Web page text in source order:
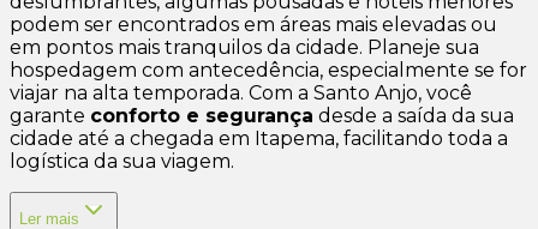
podem ser encontrados em áreas mais elevadas ou
em pontos mais tranquilos da cidade. Planeje sua
hospedagem com antecedência, especialmente se for
viajar na alta temporada. Com a Santo Anjo, você
garante conforto e segurança desde a saída da sua
cidade até a chegada em Itapema, facilitando toda a
logística da sua viagem.
Ler mais